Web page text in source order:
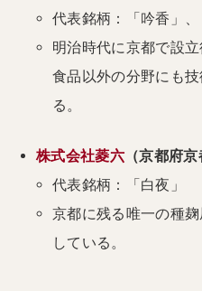
代表銘柄：「吟香」、
明治時代に京都で設
食品以外の分野にも
る。
株式会社菱六（京都府京
代表銘柄：「白夜」
京都に残る唯一の種
している。